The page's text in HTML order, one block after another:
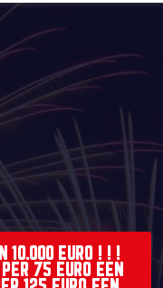
10.000 EURO ! ! !
75 EURO EEN